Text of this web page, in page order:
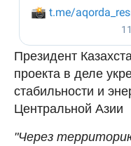
Президент
проекта в деле
стабильности и
Центральной Азии
"Через